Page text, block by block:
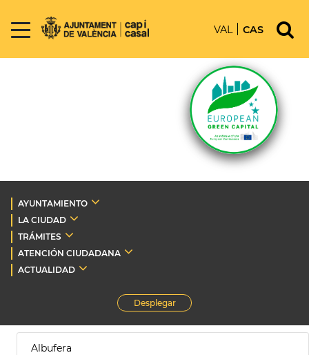
VAL CAS
AYUNTAMIENTO
LA CIUDAD
TRÁMITES
ATENCIÓN CIUDADANA
ACTUALIDAD
Desplegar
Albufera